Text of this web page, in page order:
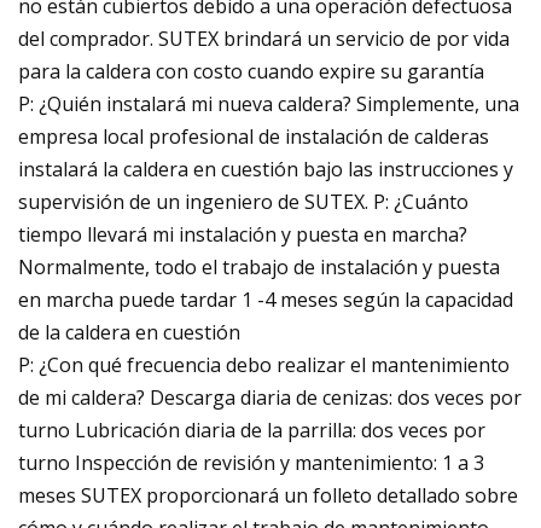
no están cubiertos debido a una operación defectuosa
del comprador. SUTEX brindará un servicio de por vida
para la caldera con costo cuando expire su garantía
P: ¿Quién instalará mi nueva caldera? Simplemente, una
empresa local profesional de instalación de calderas
instalará la caldera en cuestión bajo las instrucciones y
supervisión de un ingeniero de SUTEX. P: ¿Cuánto
tiempo llevará mi instalación y puesta en marcha?
Normalmente, todo el trabajo de instalación y puesta
en marcha puede tardar 1 -4 meses según la capacidad
de la caldera en cuestión
P: ¿Con qué frecuencia debo realizar el mantenimiento
de mi caldera? Descarga diaria de cenizas: dos veces por
turno Lubricación diaria de la parrilla: dos veces por
turno Inspección de revisión y mantenimiento: 1 a 3
meses SUTEX proporcionará un folleto detallado sobre